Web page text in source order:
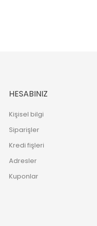
HESABINIZ
Kişisel bilgi
Siparişler
Kredi fişleri
Adresler
Kuponlar